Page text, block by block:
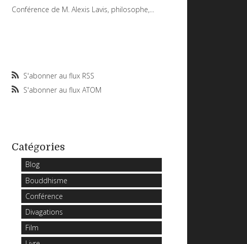
Conférence de M. Alexis Lavis, philosophe,...
S'abonner au flux RSS
S'abonner au flux ATOM
Catégories
Blog
Bouddhisme
Conférence
Divagations
Film